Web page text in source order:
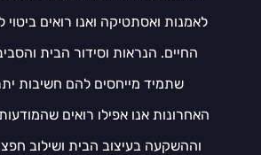
לאמנות ואסתטיקה ואנו רואים
החיים. הנראות וסידור הבית
שתמיד מייחסים להם חשיבות
האחרונות אנו אפילו רואים
וההשקעה בעיצוב הבית ושילוב